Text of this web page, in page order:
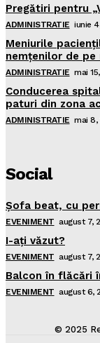
Pregătiri pentru
ADMINISTRATIE iunie
Meniurile
nemţenilor de
ADMINISTRATIE mai
Conducerea
paturi din zona
ADMINISTRATIE mai 8,
Social
Şofa beat, cu
EVENIMENT august 7,
I-aţi văzut?
EVENIMENT august 7,
Balcon în flăcări
EVENIMENT august 6,
© 2025